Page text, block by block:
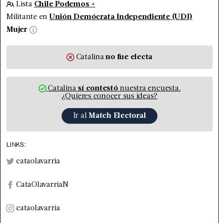
Lista Chile Podemos +
Militante en Unión Demócrata Independiente (UDI)
Mujer
Catalina no fue electa
Catalina sí contestó nuestra encuesta.
¿Quieres conocer sus ideas?
Ir alMatch Electoral
LINKS:
cataolavarria
CataOlavarriaN
cataolavarria